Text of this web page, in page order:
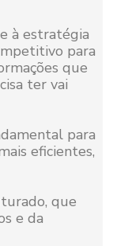
à estratégia
para
que
ter vai
para
eficientes,
que
e da